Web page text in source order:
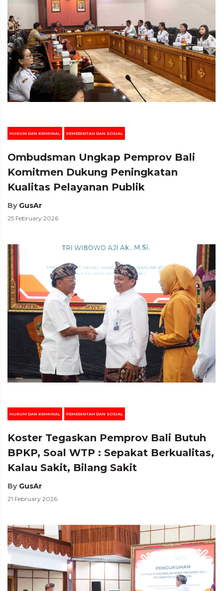
HUKUM DAN KRIMINAL PEMERINTAH DAN SOSIAL
Ombudsman Ungkap Pemprov Bali
Komitmen Dukung Peningkatan
Kualitas Pelayanan Publik
By GusAr
25 February 2026
HUKUM DAN KRIMINAL PEMERINTAH DAN SOSIAL
Koster Tegaskan Pemprov Bali Butuh
BPKP, Soal WTP : Sepakat Berkualitas,
Kalau Sakit, Bilang Sakit
By GusAr
21 February 2026